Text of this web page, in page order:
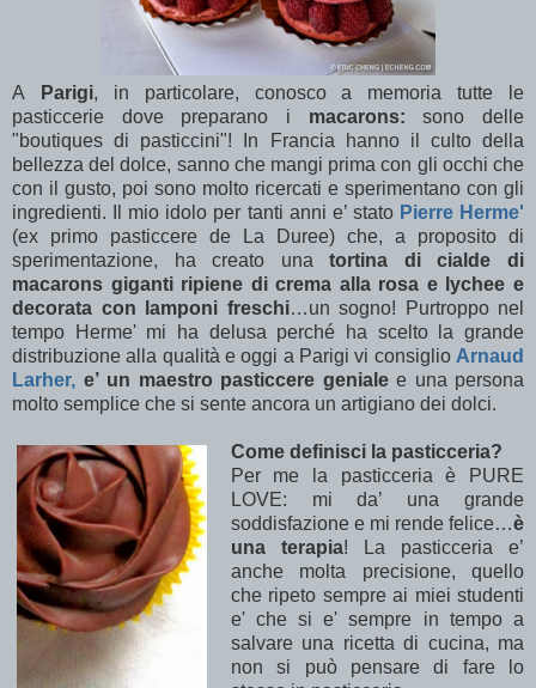
A Parigi, in particolare, conosco a memoria tutte le
pasticcerie dove preparano i macarons: sono delle
"boutiques di pasticcini"! In Francia hanno il culto della
bellezza del dolce, sanno che mangi prima con gli occhi che
con il gusto, poi sono molto ricercati e sperimentano con gli
ingredienti. Il mio idolo per tanti anni e’ stato Pierre Herme'
(ex primo pasticcere de La Duree) che, a proposito di
sperimentazione, ha creato unatortina di cialde di
macarons giganti ripiene di crema alla rosa e lychee e
decorata con lamponi freschi…un sogno! Purtroppo nel
tempo Herme' mi ha delusa perché ha scelto la grande
distribuzione alla qualità e oggi a Parigi vi consiglio Arnaud
Larher, e’ un maestro pasticcere genialee una persona
molto semplice che si sente ancora un artigiano dei dolci.
Come definisci la pasticceria?
Per me la pasticceria è PURE
LOVE: mi da’ una grande
soddisfazione e mi rende felice…è
una terapia! La pasticceria e’
anche molta precisione, quello
che ripeto sempre ai miei studenti
e' che si e' sempre in tempo a
salvare una ricetta di cucina, ma
non si può pensare di fare lo